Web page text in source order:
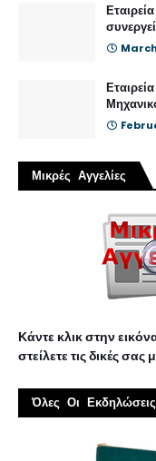
Μικρές Αγγελίες
Κάντε κλικ στην
στείλετε τις δικές σας
Όλες Οι Εκδηλώσεις